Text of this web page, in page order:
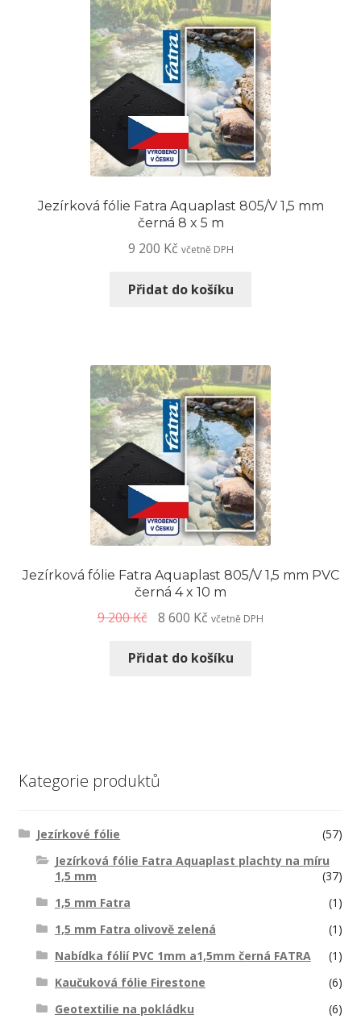
Jezírková fólie Fatra Aquaplast 805/V 1,5 mm
černá 8 x 5 m
9 200 Kč včetně DPH
Přidat do košíku
Jezírková fólie Fatra Aquaplast 805/V 1,5 mm PVC
černá 4 x 10 m
9 200Kč 8 600 Kč včetně DPH
Přidat do košíku
Kategorie produktů
Jezírkové fólie
(57)
Jezírková fólie Fatra Aquaplast plachty na míru
1,5 mm
(37)
1,5 mm Fatra
(1)
1,5 mm Fatra olivově zelená
(1)
Nabídka fólií PVC 1mm a1,5mm černá FATRA
(1)
Kaučuková fólie Firestone
(6)
Geotextilie na pokládku
(6)